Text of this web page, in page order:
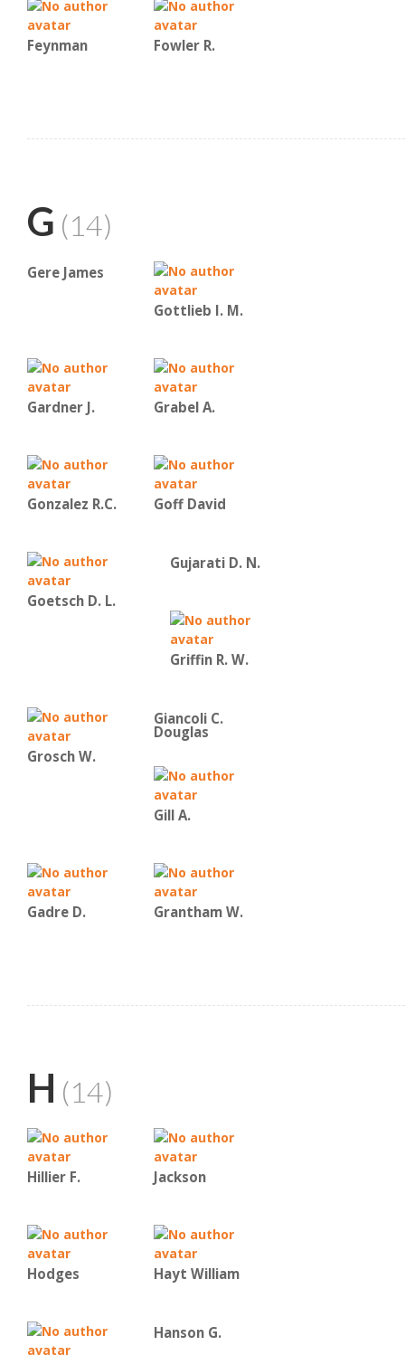
Feynman Fowler R.
G (14)
Gere James
Gottlieb I. M.
Gardner J. Grabel A.
Gonzalez R.C. Goff David
Goetsch D. L.
Gujarati D. N.
Griffin R. W.
Grosch W.
Giancoli C.
Douglas
Gill A.
Gadre D. Grantham W.
H (14)
Hillier F. Jackson
Hodges Hayt William
Hanson G.